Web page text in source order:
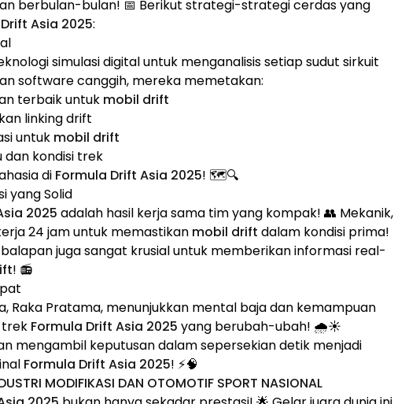
berbulan-bulan! 📅 Berikut strategi-strategi cerdas yang
Asia 2025:
simulasi digital untuk menganalisis setiap sudut sirkuit
software canggih, mereka memetakan:
terbaik untuk mobil drift
linking drift
untuk mobil drift
dan kondisi trek
di Formula Drift Asia 2025! 🗺️🔍
yang Solid
2025 adalah hasil kerja sama tim yang kompak! 👥 Mekanik,
24 jam untuk memastikan mobil drift dalam kondisi prima!
juga sangat krusial untuk memberikan informasi real-
! 📻
Raka Pratama, menunjukkan mental baja dan kemampuan
trek Formula Drift Asia 2025 yang berubah-ubah! 🌧️☀️
mengambil keputusan dalam sepersekian detik menjadi
Formula Drift Asia 2025! ⚡🧠
MODIFIKASI DAN OTOMOTIF SPORT NASIONAL